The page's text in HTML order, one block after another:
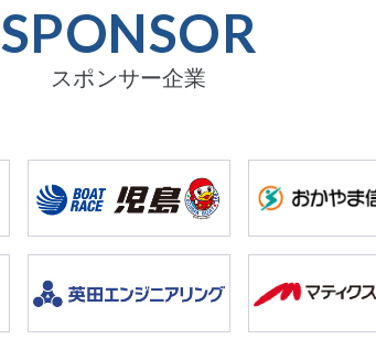
SPONSOR
スポンサー企業